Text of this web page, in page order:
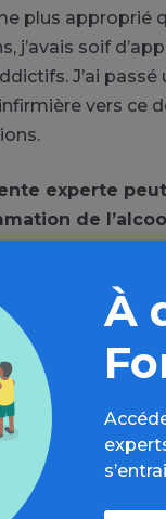
plus approprié
j’avais soif
J’ai
vers ce
experte
de
nous
est important et
avec la
des outils dans
c’est cette
les traitements
les plus
À